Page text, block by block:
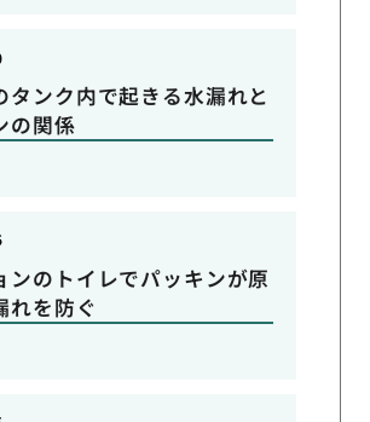
タンク内で起きる水漏れと
の関係
ンのトイレでパッキンが原
れを防ぐ